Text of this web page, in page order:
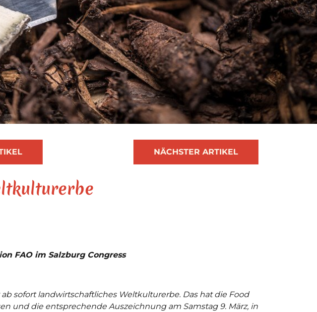
NÄCHSTER ARTIKEL
FAO im Salzburg Congress
sofort landwirtschaftliches Weltkulturerbe. Das hat die Food
und die entsprechende Auszeichnung am Samstag 9. März, in